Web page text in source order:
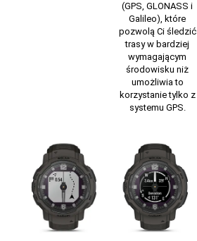
(GPS, GLONASS i
Galileo), które
pozwolą Ci śledzić
trasy w bardziej
wymagającym
środowisku niż
umożliwia to
korzystanie tylko z
systemu GPS.